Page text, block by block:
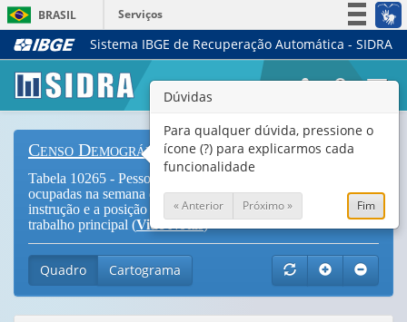
BRASIL
Serviços
Simplifique!
Legislação
Canais
Sistema IBGE de Recuperação Automática - SIDRA
Censo Demográfico
Tabela 10265 - Pessoas de 14 anos ou mais de idade
ocupadas na semana de referência, por sexo, nível de
instrução e a posição na ocupação e categoria do emprego no
trabalho principal (Vide Notas)
Quadro Cartograma
Dúvidas
Para qualquer dúvida, pressione o
ícone (?) para explicarmos cada
funcionalidade
« Anterior Próximo » Fim